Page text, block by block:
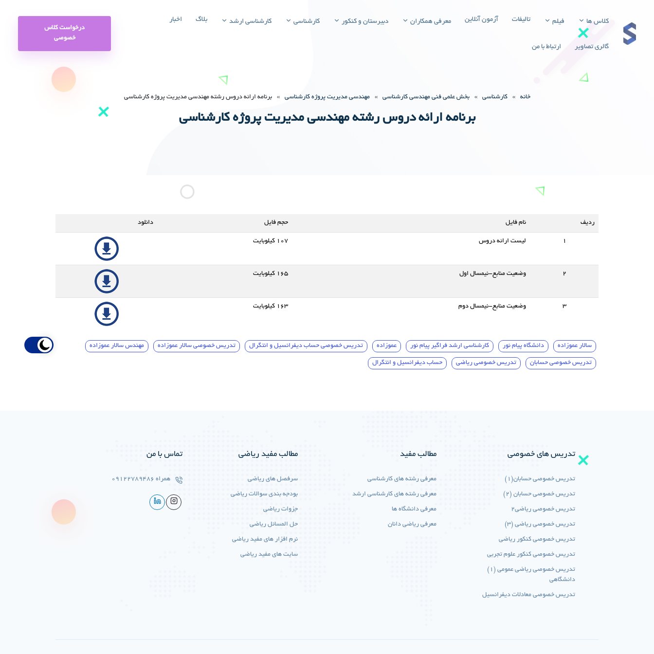
کلاس ها فیلم تالیفات آزمون آنلاین معرفی همکاران دبیرستان و کنکور کارشناسی کارشناسی ارشد بلاگ اخبار
گالری تصاویر ارتباط با من
درخواست کلاس
خصوصی
خانه » کارشناسی » بخش علمی فنی مهندسی کارشناسی » مهندسی مدیریت پروژه کارشناسی » برنامه ارائه دروس رشته مهندسی مدیریت پروژه کارشناسی
برنامه ارائه دروس رشته مهندسی مدیریت پروژه کارشناسی
ردیف نام فایل حجم فایل دانلود
1 لیست ارائه دروس 107 کیلوبایت
2 وضعیت منابع-نیمسال اول 165 کیلوبایت
3 وضعیت منابع-نیمسال دوم 163 کیلوبایت
سالار عموزاده دانشگاه پیام نور کارشناسی ارشد فراگیر پیام نور عموزاده تدریس خصوصی حساب دیفرانسیل و انتگرال تدریس خصوصی سالار عموزاده مهندس سالار عموزاده
تدریس خصوصی حسابان تدریس خصوصی ریاضی حساب دیفرانسیل و انتگرال
تدریس های خصوصی
تدریس خصوصی حسابان(1)
تدریس خصوصی حسابان (2)
تدریس خصوصی ریاضی2
تدریس خصوصی ریاضی (3)
تدریس خصوصی کنکور ریاضی
تدریس خصوصی کنکور علوم تجربی
تدریس خصوصی ریاضی عمومی (1)
دانشگاهی
تدریس خصوصی معادلات دیفرانسیل
مطالب مفید
معرفی رشته های کارشناسی
معرفی رشته های کارشناسی ارشد
معرفی دانشگاه ها
معرفی ریاضی دانان
مطالب مفید ریاضی
سرفصل های ریاضی
بودجه بندی سوالات ریاضی
جزوات ریاضی
حل المسائل ریاضی
نرم افزار های مفید ریاضی
سایت های مفید ریاضی
تماس با من
همراه 09122789486